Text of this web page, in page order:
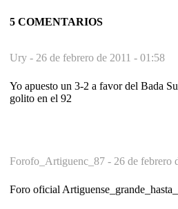
5 COMENTARIOS
Ury - 26 de febrero de 2011 - 01:58
Yo apuesto un 3-2 a favor del Bada
golito en el 92
Forofo_Artiguenc_87 - 26 de febrero
Foro oficial